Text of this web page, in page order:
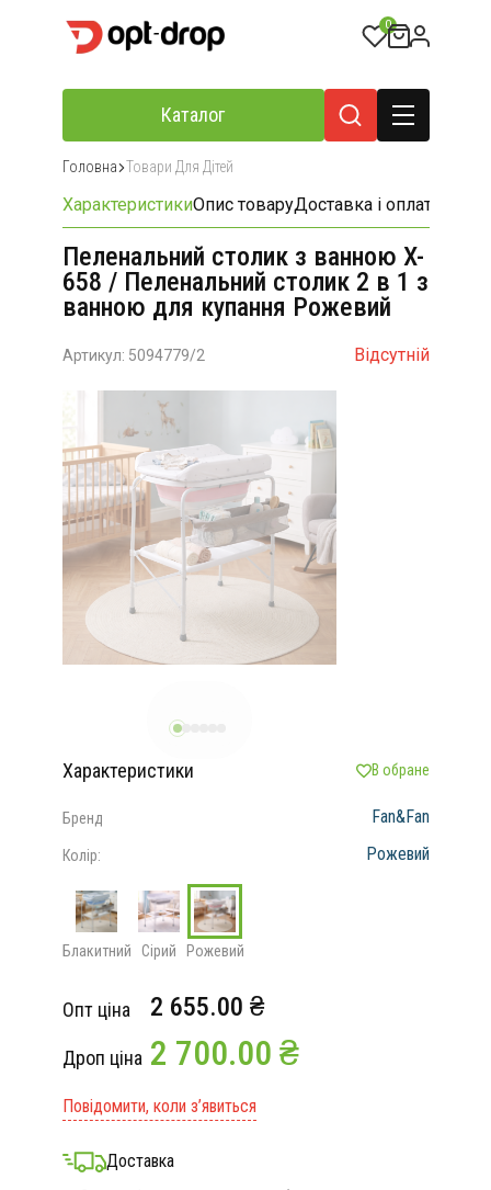
0
Каталог
Головна Товари Для Дітей
ХарактеристикиОпис товаруДоставка і оплата
Пеленальний столик з ванною X-
658 / Пеленальний столик 2 в 1 з
ванною для купання Рожевий
Артикул: 5094779/2 Відсутній
Характеристики В обране
Бренд Fan&Fan
Колір: Рожевий
Блакитний Сірий Рожевий
Опт ціна 2 655.00 ₴
Дроп ціна 2 700.00 ₴
Повідомити, коли з’явиться
Доставка